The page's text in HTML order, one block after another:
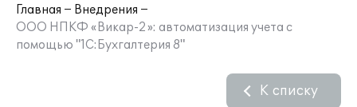
Главная
Внедрения
ООО НПКФ «Викар-2»: автоматизация учета с
помощью "1С:Бухгалтерия 8"
К списку